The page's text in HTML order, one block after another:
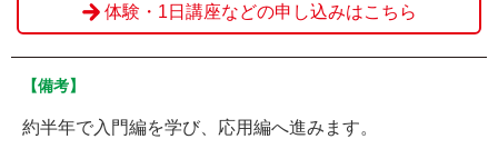
体験・1日講座などの申し込みはこちら
【備考】
約半年で入門編を学び、応用編へ進みます。